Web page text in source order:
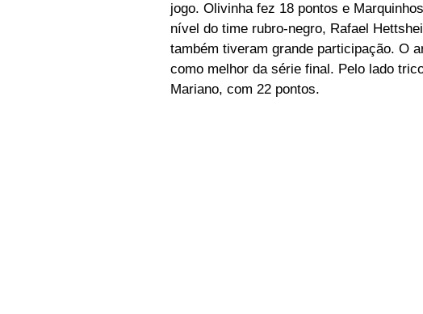
jogo. Olivinha fez 18 pontos e
nível do time rubro-negro, Rafael
também tiveram grande participação. O
como melhor da série final. Pelo lado
Mariano, com 22 pontos.